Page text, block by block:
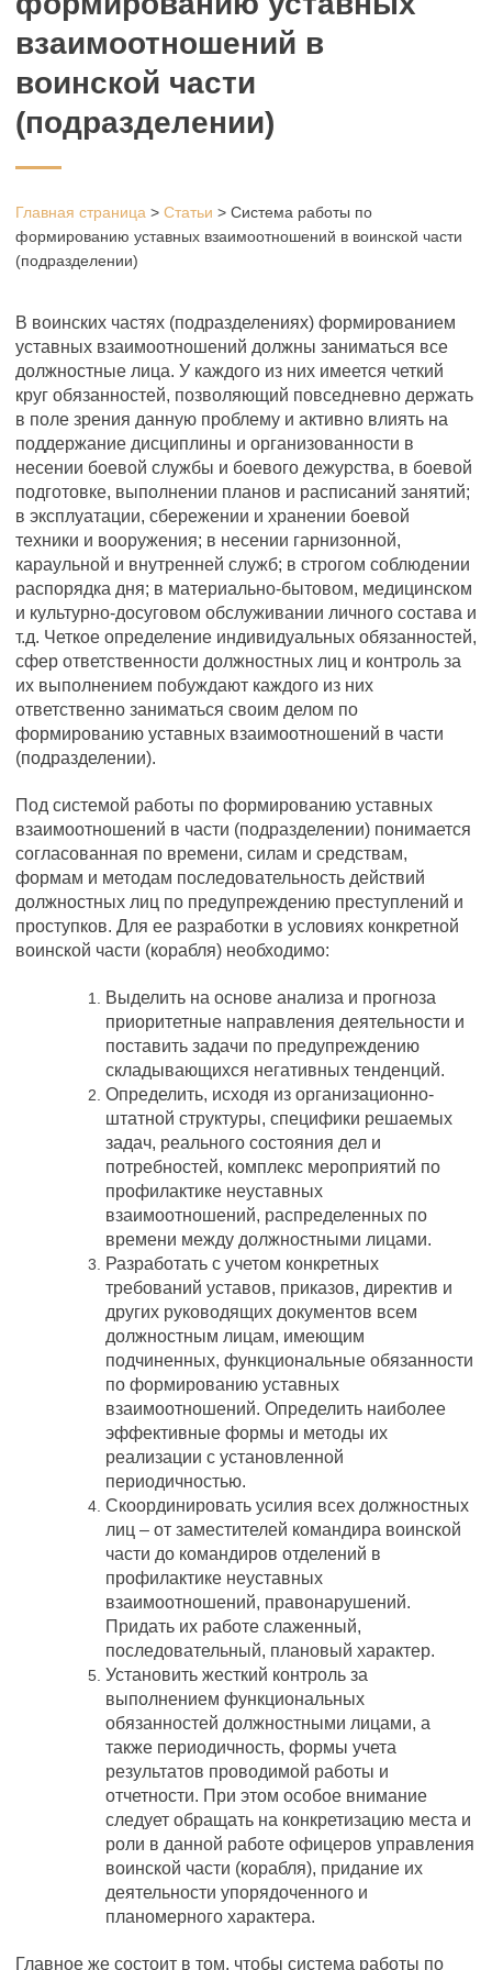
взаимоотношений в
воинской части
(подразделении)
Главная страница > Статьи > Система работы по
формированию уставных взаимоотношений в воинской части
(подразделении)
В воинских частях (подразделениях) формированием
уставных взаимоотношений должны заниматься все
должностные лица. У каждого из них имеется четкий
круг обязанностей, позволяющий повседневно держать
в поле зрения данную проблему и активно влиять на
поддержание дисциплины и организованности в
несении боевой службы и боевого дежурства, в боевой
подготовке, выполнении планов и расписаний занятий;
в эксплуатации, сбережении и хранении боевой
техники и вооружения; в несении гарнизонной,
караульной и внутренней служб; в строгом соблюдении
распорядка дня; в материально-бытовом, медицинском
и культурно-досуговом обслуживании личного состава и
т.д. Четкое определение индивидуальных обязанностей,
сфер ответственности должностных лиц и контроль за
их выполнением побуждают каждого из них
ответственно заниматься своим делом по
формированию уставных взаимоотношений в части
(подразделении).
Под системой работы по формированию уставных
взаимоотношений в части (подразделении) понимается
согласованная по времени, силам и средствам,
формам и методам последовательность действий
должностных лиц по предупреждению преступлений и
проступков. Для ее разработки в условиях конкретной
воинской части (корабля) необходимо:
Выделить на основе анализа и прогноза
приоритетные направления деятельности и
поставить задачи по предупреждению
складывающихся негативных тенденций.
Определить, исходя из организационно-
штатной структуры, специфики решаемых
задач, реального состояния дел и
потребностей, комплекс мероприятий по
профилактике неуставных
взаимоотношений, распределенных по
времени между должностными лицами.
Разработать с учетом конкретных
требований уставов, приказов, директив и
других руководящих документов всем
должностным лицам, имеющим
подчиненных, функциональные обязанности
по формированию уставных
взаимоотношений. Определить наиболее
эффективные формы и методы их
реализации с установленной
периодичностью.
Скоординировать усилия всех должностных
лиц – от заместителей командира воинской
части до командиров отделений в
профилактике неуставных
взаимоотношений, правонарушений.
Придать их работе слаженный,
последовательный, плановый характер.
Установить жесткий контроль за
выполнением функциональных
обязанностей должностными лицами, а
также периодичность, формы учета
результатов проводимой работы и
отчетности. При этом особое внимание
следует обращать на конкретизацию места и
роли в данной работе офицеров управления
воинской части (корабля), придание их
деятельности упорядоченного и
планомерного характера.
Главное же состоит в том, чтобы система работы по